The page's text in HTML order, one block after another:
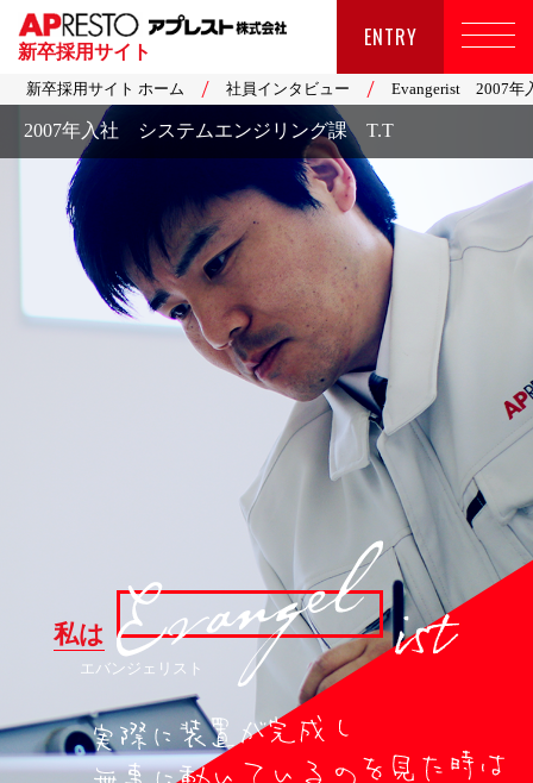
新卒採用サイト
ENTRY
新卒採用サイト ホーム 社員インタビュー Evangerist 2007年
私は
エバンジェリスト
2007年入社 システムエンジリング課 T.T